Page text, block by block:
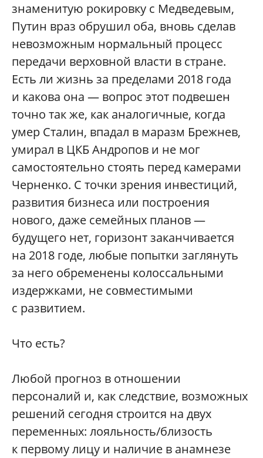
знаменитую рокировку с Медведевым,
Путин враз обрушил оба, вновь сделав
невозможным нормальный процесс
передачи верховной власти в стране.
Есть ли жизнь за пределами 2018 года
и какова она — вопрос этот подвешен
точно так же, как аналогичные, когда
умер Сталин, впадал в маразм Брежнев,
умирал в ЦКБ Андропов и не мог
самостоятельно стоять перед камерами
Черненко. С точки зрения инвестиций,
развития бизнеса или построения
нового, даже семейных планов —
будущего нет, горизонт заканчивается
на 2018 годе, любые попытки заглянуть
за него обременены колоссальными
издержками, не совместимыми
с развитием.
Что есть?
Любой прогноз в отношении
персоналий и, как следствие, возможных
решений сегодня строится на двух
переменных: лояльность/близость
к первому лицу и наличие в анамнезе